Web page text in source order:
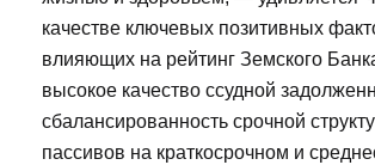
качестве ключевых позитивных
влияющих на рейтинг Земского
высокое качество ссудной
сбалансированность срочной
пассивов на краткосрочном и